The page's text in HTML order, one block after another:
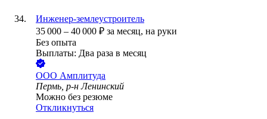
Инженер-землеустроитель
35 000 – 40 000 ₽ за месяц, на руки
Без опыта
Выплаты: Два раза в месяц
ООО Амплитуда
Пермь, р-н Ленинский
Можно без резюме
Откликнуться